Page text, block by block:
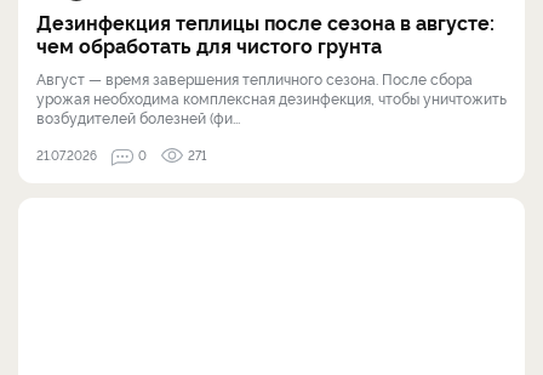
Дезинфекция теплицы после сезона в августе:
чем обработать для чистого грунта
Август — время завершения тепличного сезона. После сбора
урожая необходима комплексная дезинфекция, чтобы уничтожить
возбудителей болезней (фи...
21.07.2026 0 271